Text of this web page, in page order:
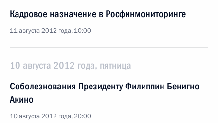
Кадровое назначение в Росфинмониторинге
11 августа 2012 года, 10:00
10 августа 2012 года, пятница
Соболезнования Президенту Филиппин Бенигно
Акино
10 августа 2012 года, 20:00